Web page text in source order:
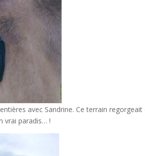
avec Sandrine. Ce terrain regorgeait
vrai paradis… !